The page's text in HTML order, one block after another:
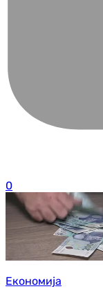
0
Економија